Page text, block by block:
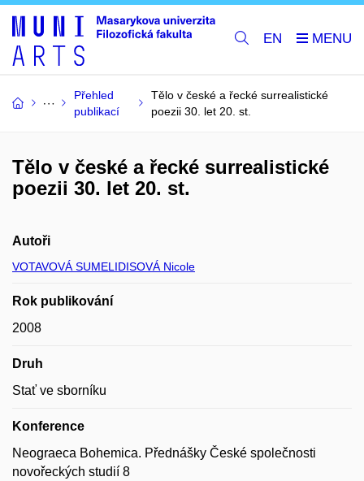
EN
Přehled
publikací
Tělo v české a řecké surrealistické
poezii 30. let 20. st.
Tělo v české a řecké surrealistické
poezii 30. let 20. st.
Autoři
VOTAVOVÁ SUMELIDISOVÁ Nicole
Rok publikování
2008
Druh
Stať ve sborníku
Konference
Neograeca Bohemica. Přednášky České společnosti
novořeckých studií 8